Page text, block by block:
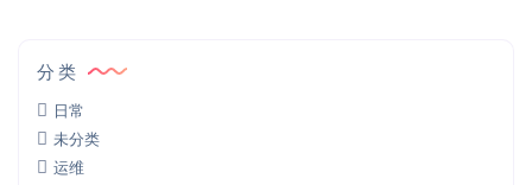
分类
日常
未分类
运维